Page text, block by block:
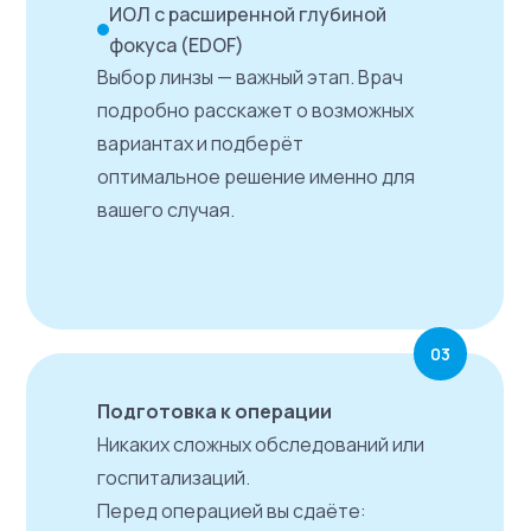
ИОЛ с расширенной глубиной
фокуса (EDOF)
Выбор линзы — важный этап. Врач
подробно расскажет о возможных
вариантах и подберёт
оптимальное решение именно для
вашего случая.
Подготовка к операции
Никаких сложных обследований или
госпитализаций.
Перед операцией вы сдаёте:
03